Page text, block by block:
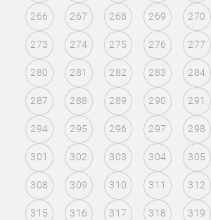
266 267 268 269 270
273 274 275 276 277
280 281 282 283 284
287 288 289 290 291
294 295 296 297 298
301 302 303 304 305
308 309 310 311 312
315 316 317 318 319